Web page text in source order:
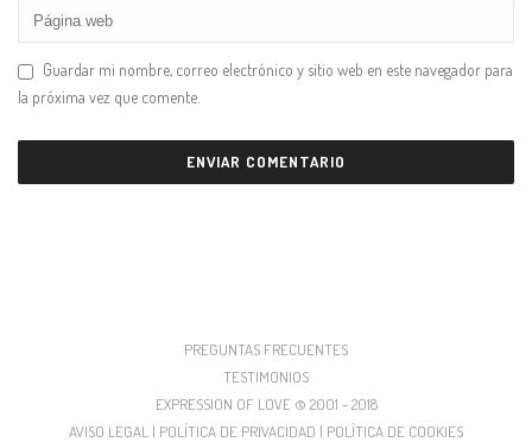
Guardar mi nombre, correo electrónico y sitio web en este navegador para
la próxima vez que comente.
PREGUNTAS FRECUENTES
TESTIMONIOS
EXPRESSION OF LOVE © 2001 - 2018
AVISO LEGAL | POLÍTICA DE PRIVACIDAD | POLÍTICA DE COOKIES